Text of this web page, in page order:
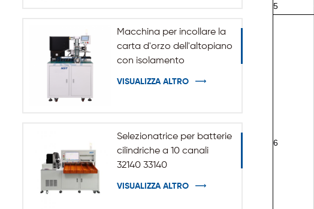
Macchina per incollare la
carta d'orzo dell'altopiano
con isolamento
VISUALIZZA ALTRO
Selezionatrice per batterie
cilindriche a 10 canali
32140 33140
VISUALIZZA ALTRO
5
6